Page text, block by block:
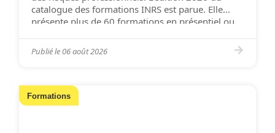
catalogue des formations INRS est parue. Elle
présente plus de 60 formations en présentiel ou
prévention des risques professionnels […]
Publié le06 août 2026
Formations